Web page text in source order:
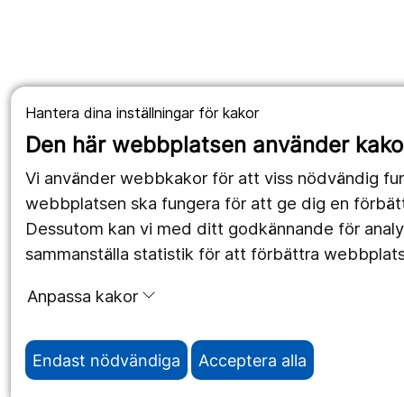
Hantera dina inställningar för kakor
Den här webbplatsen använder
Vi använder webbkakor för att viss nödvändig
webbplatsen ska fungera för att ge dig en
Dessutom kan vi med ditt godkännande för
sammanställa statistik för att förbättra
Anpassa kakor
Endast nödvändiga Acceptera alla